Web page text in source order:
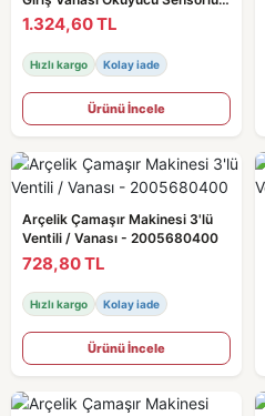
Ventili - 00606001
1.324,60 TL
Hızlı kargo Kolay iade
Ürünü İncele
Arçelik Çamaşır Makinesi 3'lü
Ventili / Vanası - 2005680400
728,80 TL
Hızlı kargo Kolay iade
Ürünü İncele